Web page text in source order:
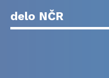
delo NČR